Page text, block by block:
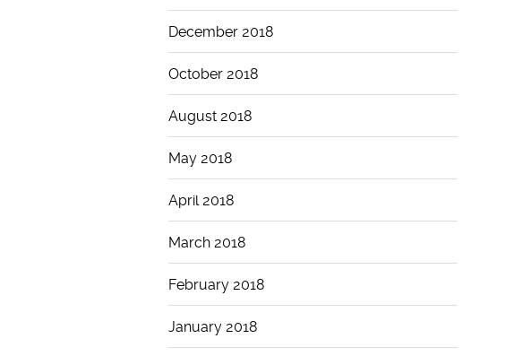
December 2018
October 2018
August 2018
May 2018
April 2018
March 2018
February 2018
January 2018